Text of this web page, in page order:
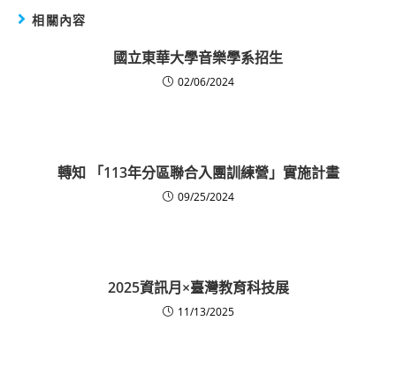
相關內容
國立東華大學音樂學系招生
02/06/2024
轉知 「113年分區聯合入團訓練營」實施計畫
09/25/2024
2025資訊月×臺灣教育科技展
11/13/2025